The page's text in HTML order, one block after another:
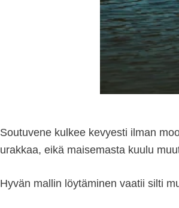
Soutuvene kulkee kevyesti ilman
urakkaa, eikä maisemasta kuulu
Hyvän mallin löytäminen vaatii silti